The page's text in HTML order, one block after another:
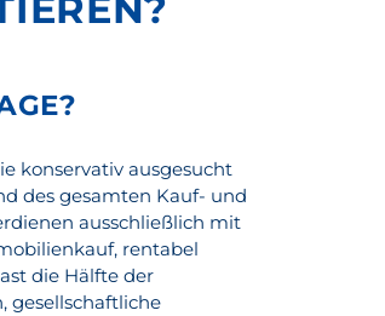
konservativ ausgesucht
des gesamten Kauf- und
ausschließlich mit
rentabel
die Hälfte der
gesellschaftliche